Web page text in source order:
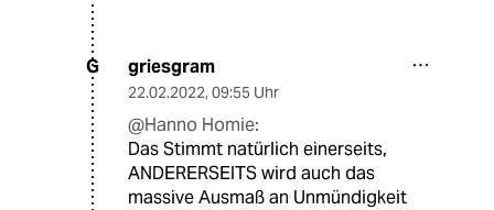
G griesgram
22.02.2022, 09:55 Uhr
@Hanno Homie:
Das Stimmt natürlich einerseits,
ANDERERSEITS wird auch das
massive Ausmaß an Unmündigkeit